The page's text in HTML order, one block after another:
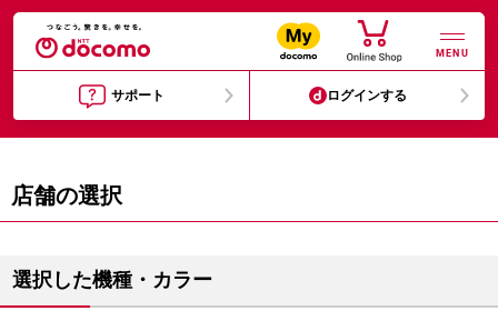
MENU
サポート ログインする
店舗の選択
選択した機種・カラー